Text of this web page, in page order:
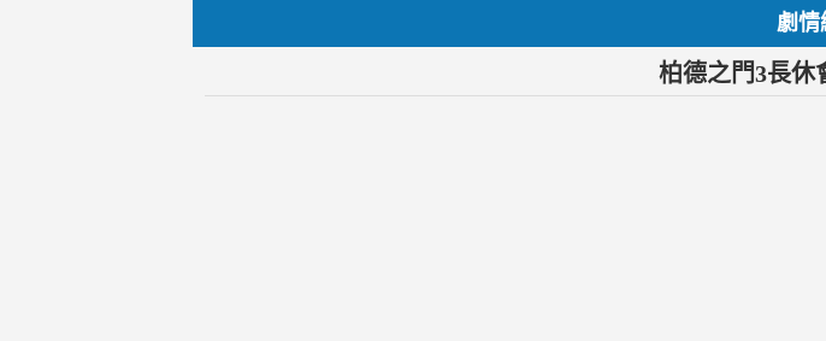
劇情
柏德之門3長休